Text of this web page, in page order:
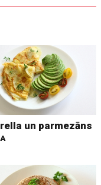
un parmezāns